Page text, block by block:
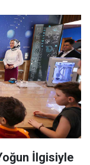
İlgisiyle